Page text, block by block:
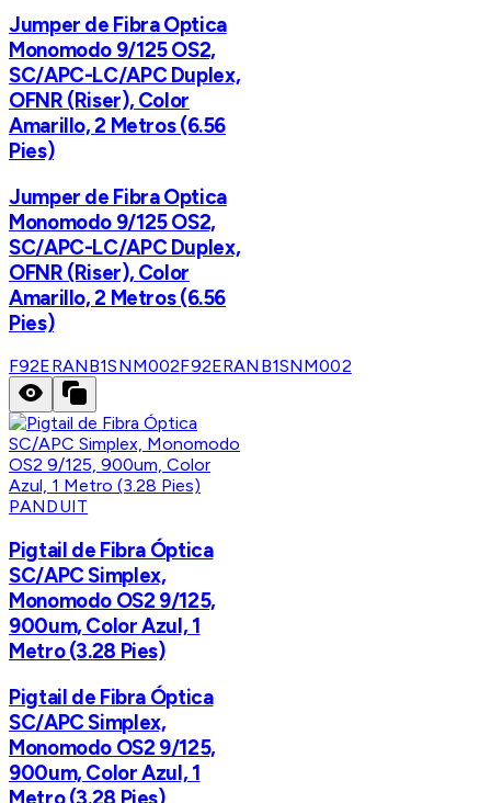
Jumper de Fibra Optica
Monomodo 9/125 OS2,
SC/APC-LC/APC Duplex,
OFNR (Riser), Color
Amarillo, 2 Metros (6.56
Pies)
Jumper de Fibra Optica
Monomodo 9/125 OS2,
SC/APC-LC/APC Duplex,
OFNR (Riser), Color
Amarillo, 2 Metros (6.56
Pies)
F92ERANB1SNM002F92ERANB1SNM002
PANDUIT
Pigtail de Fibra Óptica
SC/APC Simplex,
Monomodo OS2 9/125,
900um, Color Azul, 1
Metro (3.28 Pies)
Pigtail de Fibra Óptica
SC/APC Simplex,
Monomodo OS2 9/125,
900um, Color Azul, 1
Metro (3.28 Pies)